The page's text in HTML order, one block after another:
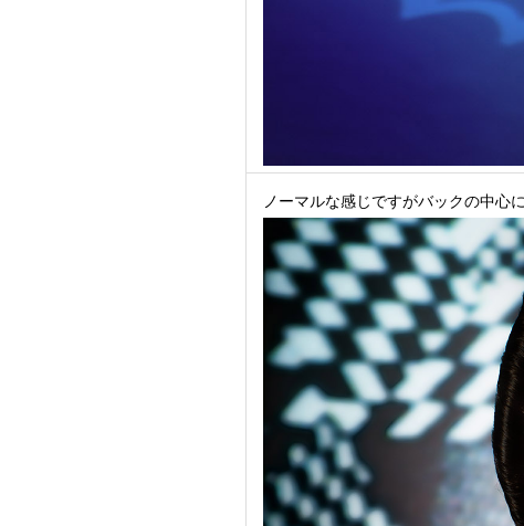
ノーマルな感じですがバックの中心